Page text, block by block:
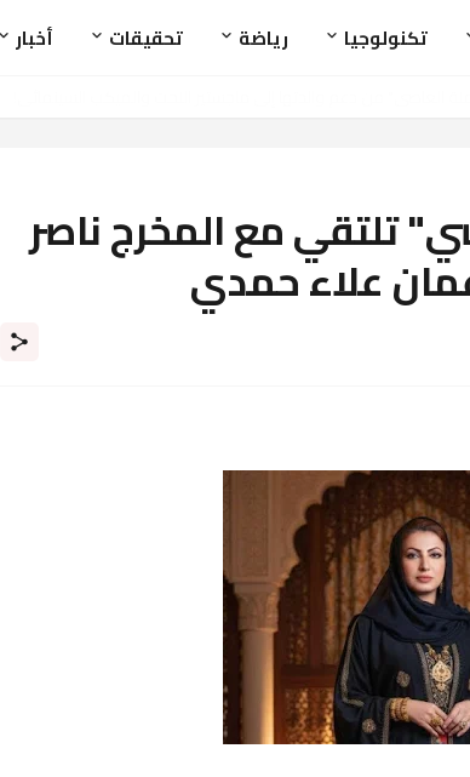
تكنولوجيا رياضة تحقيقات أخبار
تلتقي مع المخرج ناصر
علاء حمدي